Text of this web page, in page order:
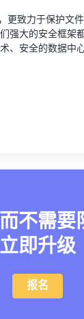
更致力于保护文
强大的安全框架
、安全的数据中
不需要
立即升级
报名